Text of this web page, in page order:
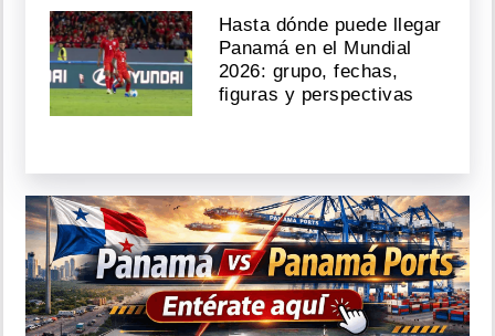
Hasta dónde puede llegar
Panamá en el Mundial
2026: grupo, fechas,
figuras y perspectivas